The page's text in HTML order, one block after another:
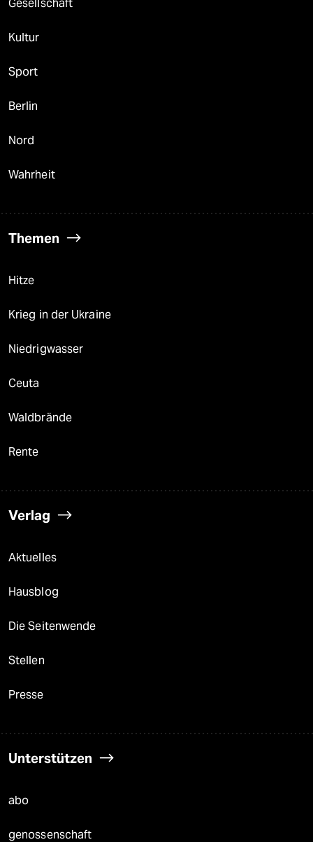
Gesellschaft
Kultur
Sport
Berlin
Nord
Wahrheit
Themen
Hitze
Krieg in der Ukraine
Niedrigwasser
Ceuta
Waldbrände
Rente
Verlag
Aktuelles
Hausblog
Die Seitenwende
Stellen
Presse
Unterstützen
abo
genossenschaft